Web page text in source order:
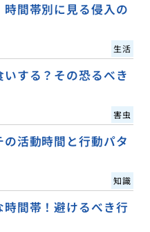
間帯別に見る侵入の
生活
する？その恐るべき
害虫
活動時間と行動パタ
知識
間帯！避けるべき行